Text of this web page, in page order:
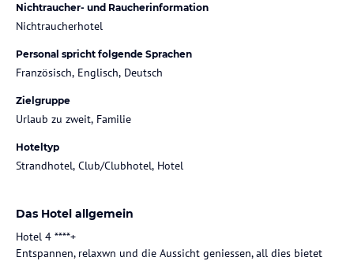
Nichtraucher- und Raucherinformation
Nichtraucherhotel
Personal spricht folgende Sprachen
Französisch, Englisch, Deutsch
Zielgruppe
Urlaub zu zweit, Familie
Hoteltyp
Strandhotel, Club/Clubhotel, Hotel
Das Hotel allgemein
Hotel 4 ****+
Entspannen, relaxwn und die Aussicht geniessen, all dies bietet